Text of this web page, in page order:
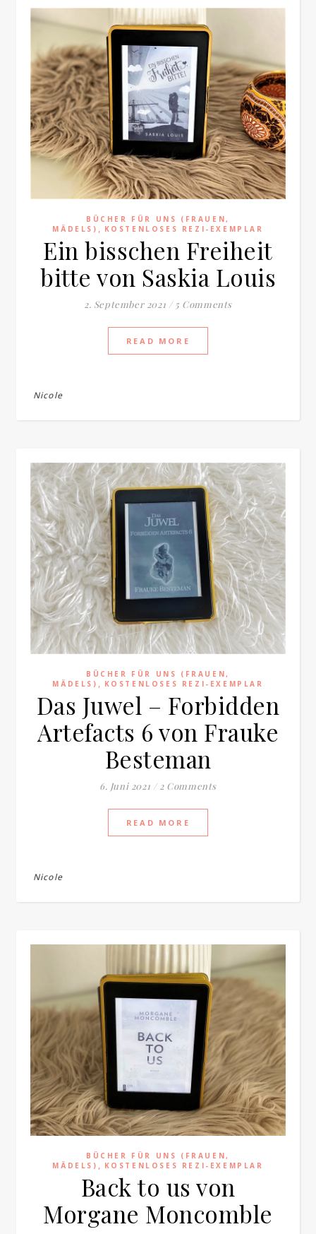
BÜCHER FÜR UNS (FRAUEN,
MÄDELS) , KOSTENLOSES REZI-EXEMPLAR
Ein bisschen Freiheit
bitte von Saskia Louis
2. September 2021 / 5 Comments
READ MORE
Nicole
BÜCHER FÜR UNS (FRAUEN,
MÄDELS) , KOSTENLOSES REZI-EXEMPLAR
Das Juwel – Forbidden
Artefacts 6 von Frauke
Besteman
6. Juni 2021 / 2 Comments
READ MORE
Nicole
BÜCHER FÜR UNS (FRAUEN,
MÄDELS) , KOSTENLOSES REZI-EXEMPLAR
Back to us von
Morgane Moncomble